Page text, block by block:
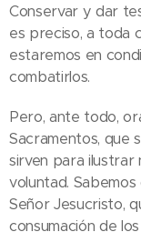
Conservar y dar
es preciso, a toda
estaremos en
combatirlos.
Pero, ante todo,
Sacramentos, que
sirven para
voluntad.
Señor Jesucristo,
consumación de